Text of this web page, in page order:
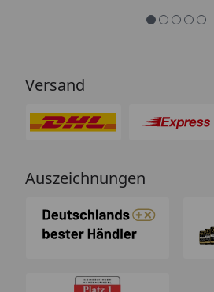
Versand
Auszeichnungen